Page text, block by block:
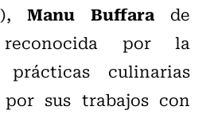
Manu Buffara de
por la
culinarias
sus trabajos con